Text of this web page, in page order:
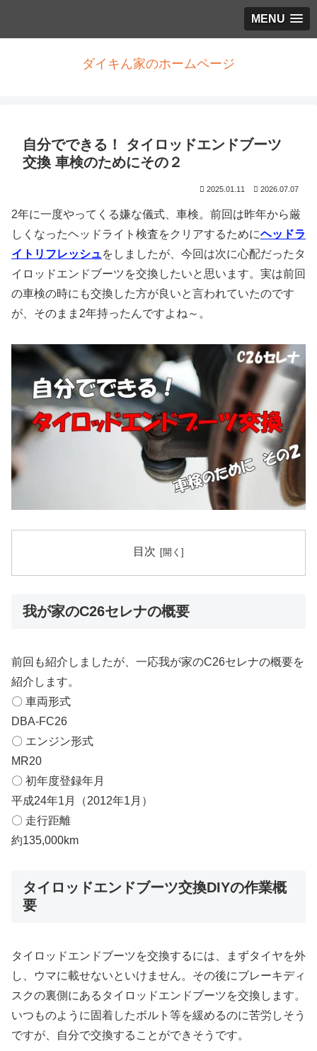
MENU
ダイキん家のホームページ
自分でできる！ タイロッドエンドブーツ
交換 車検のためにその２
2025.01.11 2026.07.07
2年に一度やってくる嫌な儀式、車検。前回は昨年から厳
しくなったヘッドライト検査をクリアするためにヘッドラ
イトリフレッシュをしましたが、今回は次に心配だったタ
イロッドエンドブーツを交換したいと思います。実は前回
の車検の時にも交換した方が良いと言われていたのです
が、そのまま2年持ったんですよね～。
目次
我が家のC26セレナの概要
前回も紹介しましたが、一応我が家のC26セレナの概要を
紹介します。
〇 車両形式
DBA-FC26
〇 エンジン形式
MR20
〇 初年度登録年月
平成24年1月（2012年1月）
〇 走行距離
約135,000km
タイロッドエンドブーツ交換DIYの作業概
要
タイロッドエンドブーツを交換するには、まずタイヤを外
し、ウマに載せないといけません。その後にブレーキディ
スクの裏側にあるタイロッドエンドブーツを交換します。
いつものように固着したボルト等を緩めるのに苦労しそう
ですが、自分で交換することができそうです。